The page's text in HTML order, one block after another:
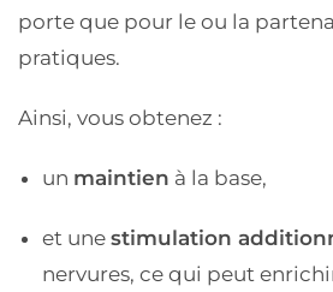
porte que pour le ou la
pratiques.
Ainsi, vous obtenez :
un maintien à la base,
et une stimulation
nervures, ce qui peut